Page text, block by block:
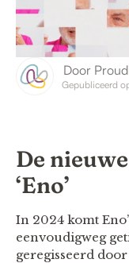
Door
Gepubliceerd
De
‘Eno’
In 2024 komt
eenvoudigweg
geregisseerd